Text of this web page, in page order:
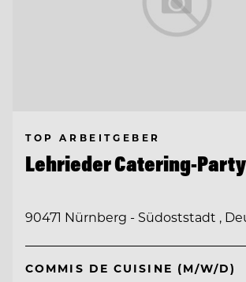
TOP ARBEITGEBER
Lehrieder Catering-
90471 Nürnberg - Südoststadt ,
COMMIS DE CUISINE (M/W/D)